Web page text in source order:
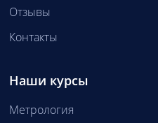
Отзывы
Контакты
Наши курсы
Метрология